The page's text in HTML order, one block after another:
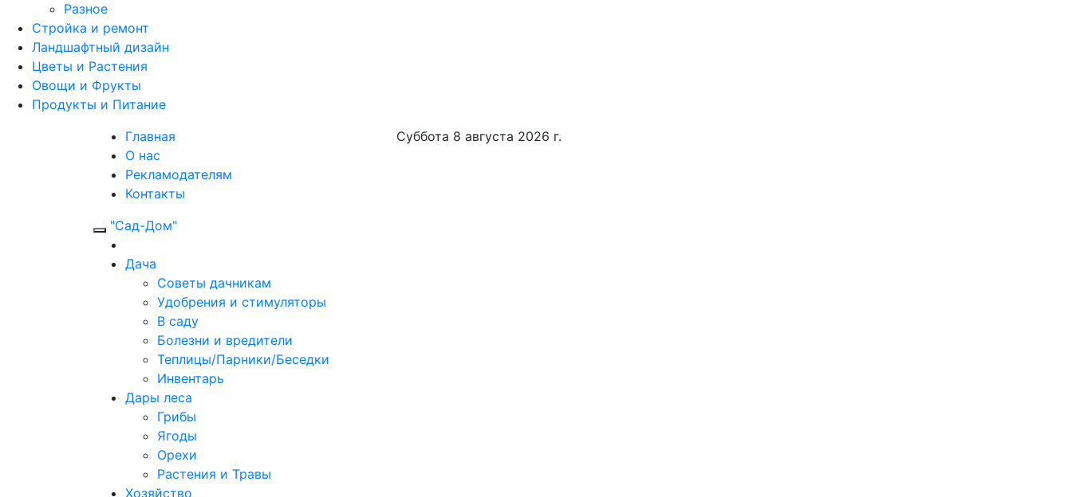
Разное
Стройка и ремонт
Ландшафтный дизайн
Цветы и Растения
Овощи и Фрукты
Продукты и Питание
Главная
О нас
Рекламодателям
Контакты
Суббота 8 августа 2026 г.
"Сад-Дом"
Дача
Советы дачникам
Удобрения и стимуляторы
В саду
Болезни и вредители
Теплицы/Парники/Беседки
Инвентарь
Дары леса
Грибы
Ягоды
Орехи
Растения и Травы
Хозяйство